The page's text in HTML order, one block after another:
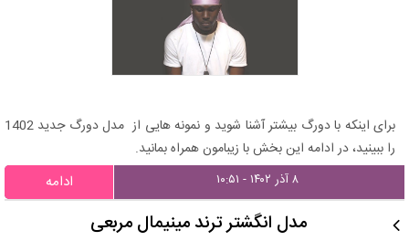
برای اینکه با دورگ بیشتر آشنا شوید و نمونه هایی از مدل دورگ جدید 1402
را ببینید، در ادامه این بخش با زیبامون همراه بمانید.
۸ آذر ۱۴۰۲ - ۱۰:۵۱ ادامه
مدل انگشتر ترند مینیمال مربعی